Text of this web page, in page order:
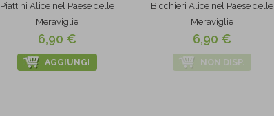
Piattini Alice nel Paese delle
Meraviglie
6,90 €
AGGIUNGI
Bicchieri Alice nel Paese delle
Meraviglie
6,90 €
NON DISP.